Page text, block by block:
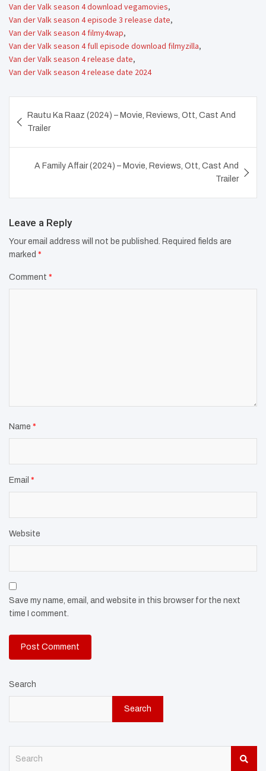
Van der Valk season 4 download vegamovies,
Van der Valk season 4 episode 3 release date,
Van der Valk season 4 filmy4wap,
Van der Valk season 4 full episode download filmyzilla,
Van der Valk season 4 release date,
Van der Valk season 4 release date 2024
navigation
Rautu Ka Raaz (2024) – Movie, Reviews, Ott, Cast And
Trailer
A Family Affair (2024) – Movie, Reviews, Ott, Cast And
Trailer
Leave a Reply
Your email address will not be published.
Required fields are
marked *
Comment *
Name *
Email *
Website
Save my name, email, and website in this browser for the next
time I comment.
Search
Search